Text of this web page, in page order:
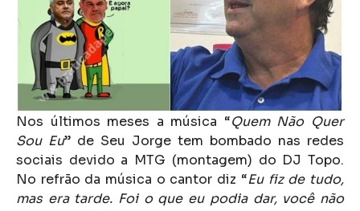
Nos últimos meses a música “Quem Não Quer
Sou Eu” de Seu Jorge tem bombado nas redes
sociais devido a MTG (montagem) do DJ Topo.
No refrão da música o cantor diz “Eu fiz de tudo,
mas era tarde. Foi o que eu podia dar, você não